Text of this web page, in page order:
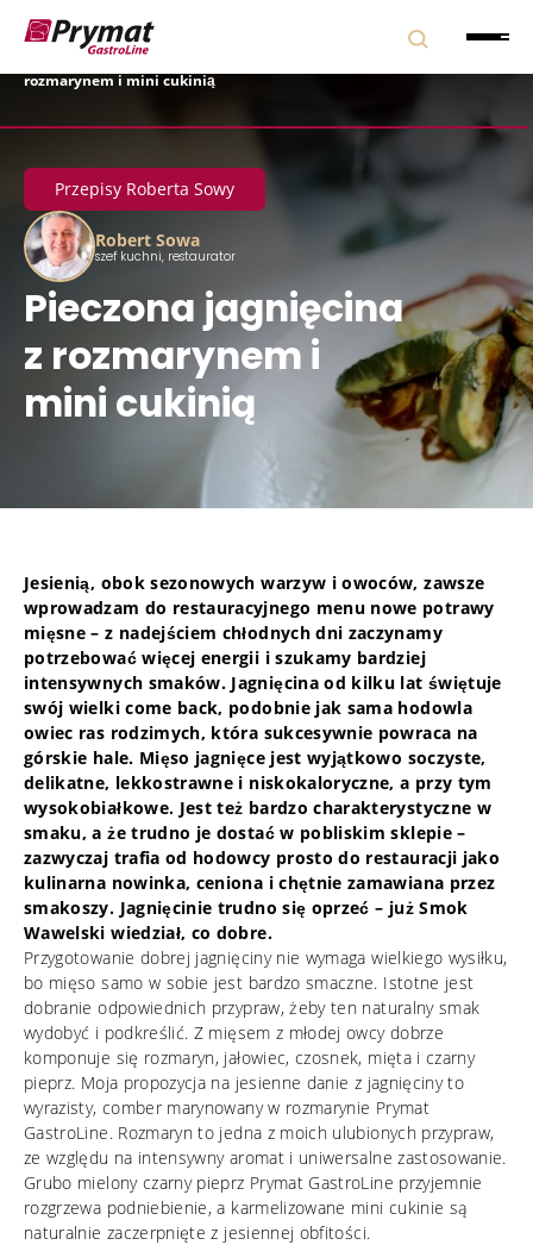
rozmarynem i mini cukinią
Przepisy Roberta Sowy
Robert Sowa
szef kuchni, restaurator
Pieczona jagnięcina
z rozmarynem i
mini cukinią
Jesienią, obok sezonowych warzyw i owoców, zawsze
wprowadzam do restauracyjnego menu nowe potrawy
mięsne – z nadejściem chłodnych dni zaczynamy
potrzebować więcej energii i szukamy bardziej
intensywnych smaków. Jagnięcina od kilku lat świętuje
swój wielki come back, podobnie jak sama hodowla
owiec ras rodzimych, która sukcesywnie powraca na
górskie hale. Mięso jagnięce jest wyjątkowo soczyste,
delikatne, lekkostrawne i niskokaloryczne, a przy tym
wysokobiałkowe. Jest też bardzo charakterystyczne w
smaku, a że trudno je dostać w pobliskim sklepie –
zazwyczaj trafia od hodowcy prosto do restauracji jako
kulinarna nowinka, ceniona i chętnie zamawiana przez
smakoszy. Jagnięcinie trudno się oprzeć – już Smok
Wawelski wiedział, co dobre.
Przygotowanie dobrej jagnięciny nie wymaga wielkiego wysiłku,
bo mięso samo w sobie jest bardzo smaczne. Istotne jest
dobranie odpowiednich przypraw, żeby ten naturalny smak
wydobyć i podkreślić. Z mięsem z młodej owcy dobrze
komponuje się rozmaryn, jałowiec, czosnek, mięta i czarny
pieprz. Moja propozycja na jesienne danie z jagnięciny to
wyrazisty, comber marynowany w rozmarynie Prymat
GastroLine. Rozmaryn to jedna z moich ulubionych przypraw,
ze względu na intensywny aromat i uniwersalne zastosowanie.
Grubo mielony czarny pieprz Prymat GastroLine przyjemnie
rozgrzewa podniebienie, a karmelizowane mini cukinie są
naturalnie zaczerpnięte z jesiennej obfitości.